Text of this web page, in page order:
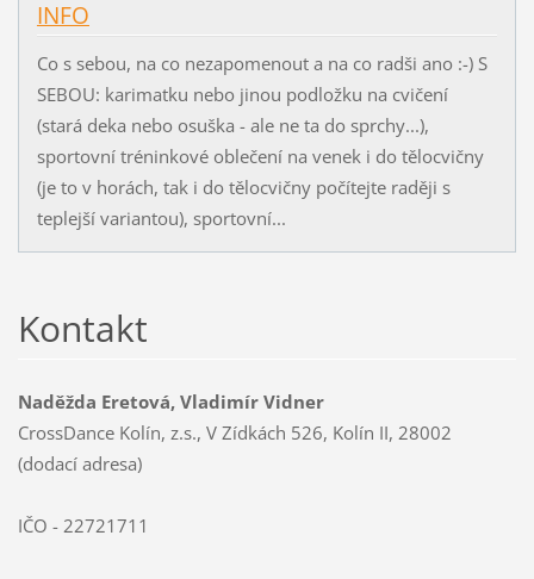
INFO
Co s sebou, na co nezapomenout a na co radši ano :-) S
SEBOU: karimatku nebo jinou podložku na cvičení
(stará deka nebo osuška - ale ne ta do sprchy...),
sportovní tréninkové oblečení na venek i do tělocvičny
(je to v horách, tak i do tělocvičny počítejte raději s
teplejší variantou), sportovní...
Kontakt
Naděžda Eretová, Vladimír Vidner
CrossDance Kolín, z.s., V Zídkách 526, Kolín II, 28002
(dodací adresa)
IČO - 22721711